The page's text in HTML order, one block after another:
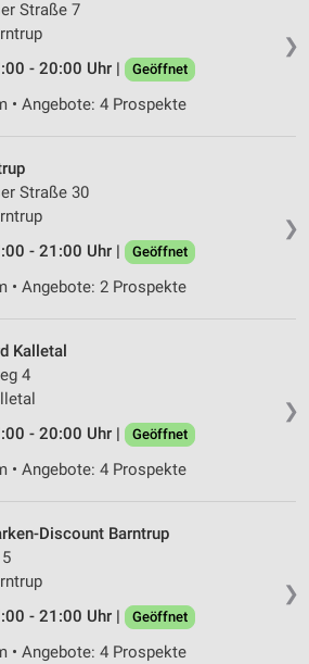
❯
Straße 7
- 20:00 Uhr |
Geöffnet
• Angebote: 4 Prospekte
❯
Straße 30
- 21:00 Uhr |
Geöffnet
• Angebote: 2 Prospekte
❯
Kalletal
4
- 20:00 Uhr |
Geöffnet
• Angebote: 4 Prospekte
❯
Discount Barntrup
- 21:00 Uhr |
Geöffnet
• Angebote: 4 Prospekte